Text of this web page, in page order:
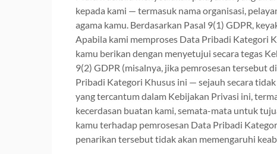
kepada kami — termasuk nama organisasi,
agama kamu. Berdasarkan Pasal 9(1) GDPR,
Apabila kami memproses Data Pribadi Kategori
kamu berikan dengan menyetujui secara tegas
9(2) GDPR (misalnya, jika pemrosesan tersebut
Pribadi Kategori Khusus ini — sejauh secara
yang tercantum dalam Kebijakan Privasi ini,
kecerdasan buatan kami, semata-mata untuk
kamu terhadap pemrosesan Data Pribadi
penarikan tersebut tidak akan memengaruhi